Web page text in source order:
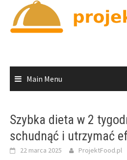
content
Main Menu
Szybka dieta w 2
schudnąć i utrzymać
22 marca 2025 ProjektFood.pl